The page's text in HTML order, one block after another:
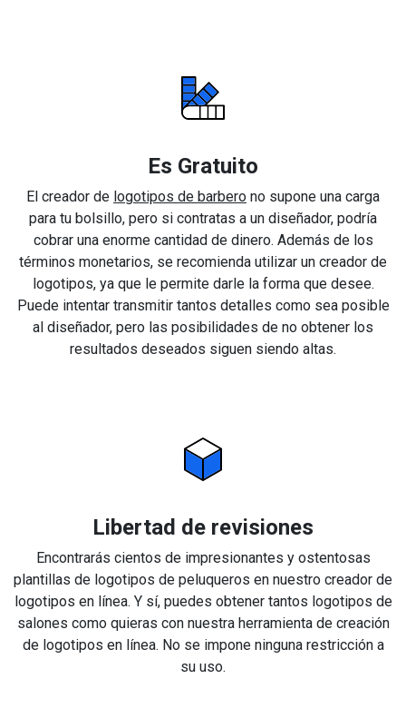
Es Gratuito
El creador de logotipos de barbero no supone una carga
para tu bolsillo, pero si contratas a un diseñador, podría
cobrar una enorme cantidad de dinero. Además de los
términos monetarios, se recomienda utilizar un creador de
logotipos, ya que le permite darle la forma que desee.
Puede intentar transmitir tantos detalles como sea posible
al diseñador, pero las posibilidades de no obtener los
resultados deseados siguen siendo altas.
Libertad de revisiones
Encontrarás cientos de impresionantes y ostentosas
plantillas de logotipos de peluqueros en nuestro creador de
logotipos en línea. Y sí, puedes obtener tantos logotipos de
salones como quieras con nuestra herramienta de creación
de logotipos en línea. No se impone ninguna restricción a
su uso.